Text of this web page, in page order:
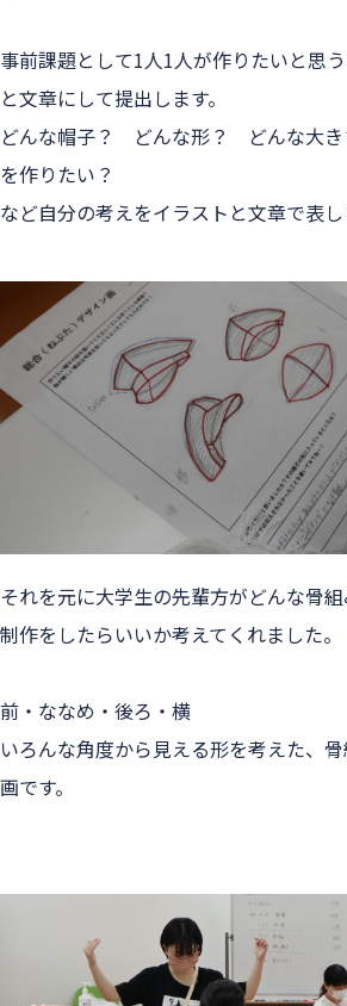
事前課題として1人1人が作りたいと思
と文章にして提出します。
どんな帽子？　どんな形？　どんな大
を作りたい？
など自分の考えをイラストと文章で表し
それを元に大学生の先輩方がどんな骨
制作をしたらいいか考えてくれました。
前・ななめ・後ろ・横
いろんな角度から見える形を考えた、
画です。